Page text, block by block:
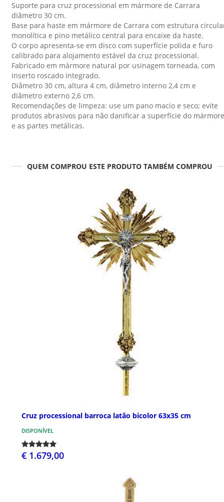
Suporte para cruz processional em mármore de Carrara
diâmetro 30 cm.
Base para haste em mármore de Carrara com estrutura
monolítica e pino metálico central para encaixe da haste.
O corpo apresenta-se em disco com superfície polida e furo
calibrado para alojamento estável da cruz processional.
Fabricado em mármore natural por usinagem torneada, com
inserto roscado integrado.
Diâmetro 30 cm, altura 4 cm, diâmetro interno 2,4 cm e
diâmetro externo 2,6 cm.
Recomendações de limpeza: use um pano macio e seco; evite
produtos abrasivos para não danificar a superfície do mármore
e as partes metálicas.
QUEM COMPROU ESTE PRODUTO TAMBÉM COMPROU
Cruz processional barroca latão bicolor 63x35 cm
DISPONÍVEL
€ 1.679,00